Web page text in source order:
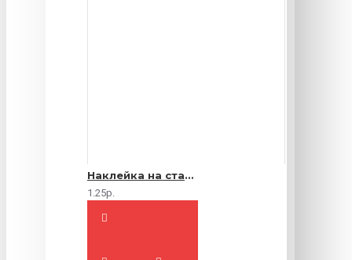
Наклейка на стакан
1.25р.